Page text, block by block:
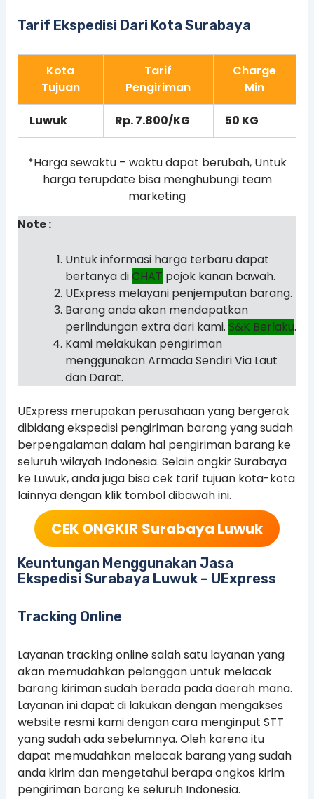
Tarif Ekspedisi Dari Kota Surabaya
Kota
Tujuan
Tarif
Pengiriman
Charge
Min
Luwuk Rp. 7.800/KG 50 KG
*Harga sewaktu – waktu dapat berubah, Untuk
harga terupdate bisa menghubungi team
marketing
Note :
Untuk informasi harga terbaru dapat
bertanya diCHAT pojok kanan bawah.
UExpress melayani penjemputan barang.
Barang anda akan mendapatkan
perlindungan extra dari kami. S&K Berlaku.
Kami melakukan pengiriman
menggunakan Armada Sendiri Via Laut
dan Darat.
UExpress merupakan perusahaan yang bergerak
dibidang ekspedisi pengiriman barang yang sudah
berpengalaman dalam hal pengiriman barang ke
seluruh wilayah Indonesia. Selain ongkir Surabaya
ke Luwuk, anda juga bisa cek tarif tujuan kota-kota
lainnya dengan klik tombol dibawah ini.
CEK ONGKIR Surabaya Luwuk
Keuntungan Menggunakan Jasa
Ekspedisi Surabaya Luwuk – UExpress
Tracking Online
Layanan tracking online salah satu layanan yang
akan memudahkan pelanggan untuk melacak
barang kiriman sudah berada pada daerah mana.
Layanan ini dapat di lakukan dengan mengakses
website resmi kami dengan cara menginput STT
yang sudah ada sebelumnya. Oleh karena itu
dapat memudahkan melacak barang yang sudah
anda kirim dan mengetahui berapa ongkos kirim
pengiriman barang ke seluruh Indonesia.